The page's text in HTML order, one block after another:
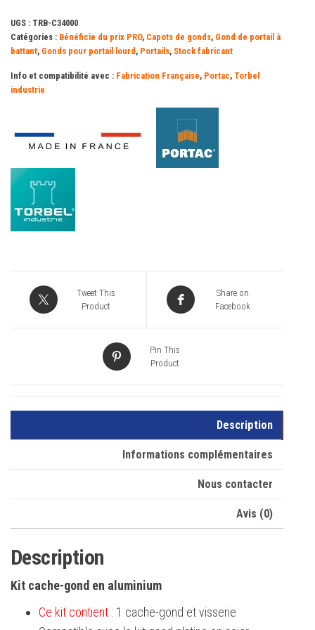
UGS : TRB-C34000
Catégories : Bénéficie du prix PRO, Capots de gonds, Gond de portail à
battant, Gonds pour portail lourd , Portails, Stock fabricant
Info et compatibilité avec : Fabrication Française, Portac, Torbel
industrie
Tweet This
Product
Share on
Facebook
Pin This
Product
Description
Informations complémentaires
Nous contacter
Avis (0)
Description
Kit cache-gond en aluminium
Ce kit contient : 1 cache-gond et visserie